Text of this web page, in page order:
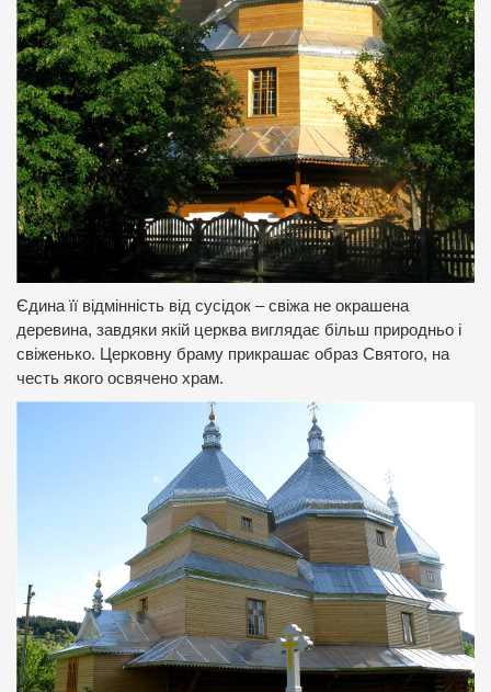
Єдина її відмінність від сусідок – свіжа не окрашена
деревина, завдяки якій церква виглядає більш природньо і
свіженько. Церковну браму прикрашає образ Святого, на
честь якого освячено храм.